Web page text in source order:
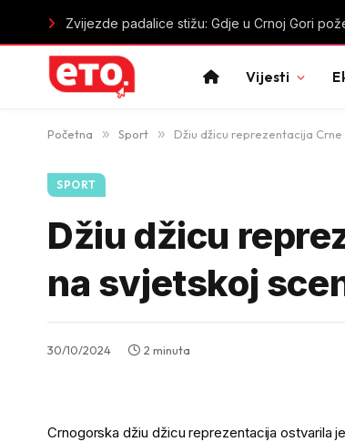
Zvijezde padalice stižu: Gdje u Crnoj Gori
Vijesti
Početna » Sport » Džiu džicu reprezentacija
SPORT
Džiu džicu
na svjetskoj
30/10/2024 2 minuta
Crnogorska džiu džicu reprezentacija ostvarila